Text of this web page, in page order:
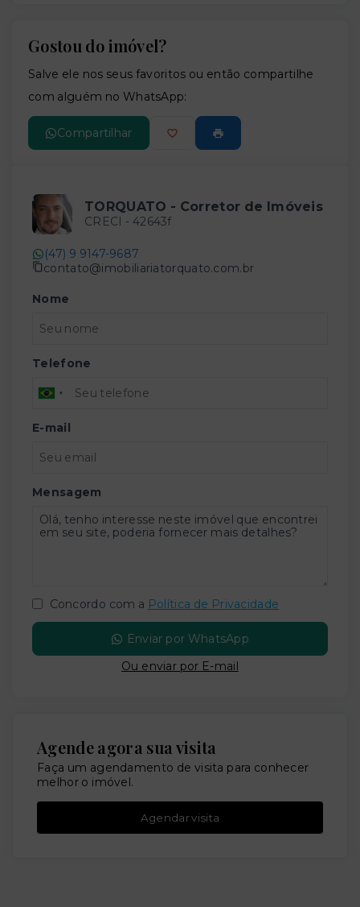
Gostou do imóvel?
Salve ele nos seus favoritos ou então compartilhe
com alguém no WhatsApp:
Compartilhar
TORQUATO - Corretor de Imóveis
CRECI - 42643f
(47) 9 9147-9687
contato@imobiliariatorquato.com.br
Nome
Telefone
E-mail
Mensagem
Concordo com a Política de Privacidade
Enviar por WhatsApp
Ou enviar por E-mail
Agende agora sua visita
Faça um agendamento de visita para conhecer
melhor o imóvel.
Agendar visita